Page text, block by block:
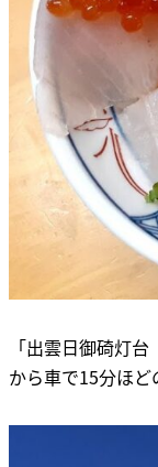
「出雲日御碕灯
から車で15分ほど